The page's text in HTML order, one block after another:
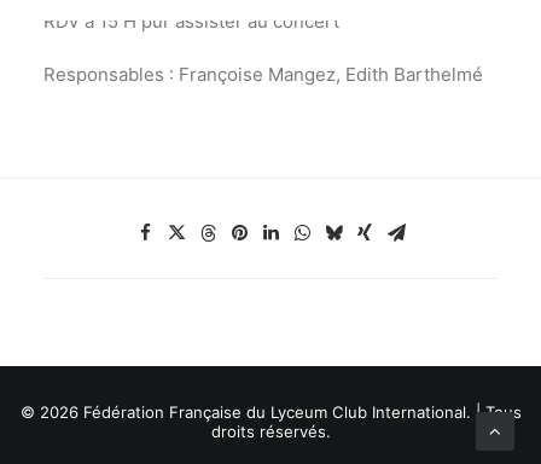
RDV à 15 H pur assister au concert
Responsables : Françoise Mangez, Edith Barthelmé
© 2026 Fédération Française du Lyceum Club International. | Tous
droits réservés.